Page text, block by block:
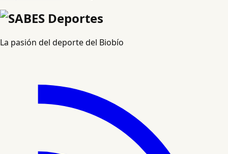
La pasión del deporte del Biobío